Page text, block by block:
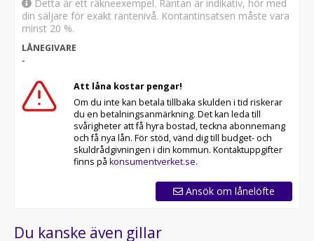
Detta är ett räkneexempel. Räntan är indikativ, hör med
din säljare för exakt räntenivå. Kontantinsatsen måste vara
minst 20 %.
LÅNEGIVARE
-
Att låna kostar pengar!
Om du inte kan betala tillbaka skulden i tid riskerar
du en betalningsanmärkning. Det kan leda till
svårigheter att få hyra bostad, teckna abonnemang
och få nya lån. För stöd, vänd dig till budget- och
skuldrådgivningen i din kommun. Kontaktuppgifter
finns på konsumentverket.se.
Ansök om lånelöfte
Du kanske även gillar